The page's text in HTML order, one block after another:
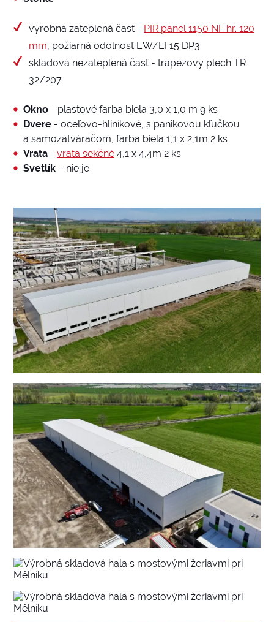
výrobná zateplená časť - PIR panel 1150 NF hr. 120
mm , požiarná odolnosť EW/EI 15 DP3
skladová nezateplená časť - trapézový plech TR
32/207
Okno - plastové farba biela 3,0 x 1,0 m 9 ks
Dvere - oceľovo-hliníkové, s panikovou kľučkou
a samozatváračom, farba biela 1,1 x 2,1m 2 ks
Vrata - vrata sekčné 4,1 x 4,4m 2 ks
Svetlík – nie je